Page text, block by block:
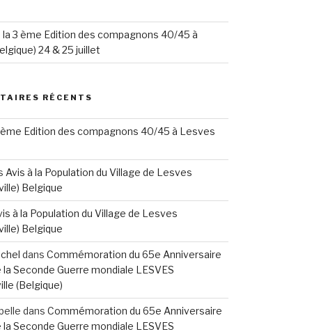
3 ème Edition des compagnons 40/45 à
24 & 25 juillet
RÉCENTS
Edition des compagnons 40/45 à Lesves
Avis à la Population du Village de Lesves
Belgique
à la Population du Village de Lesves
Belgique
dans Commémoration du 65e Anniversaire
la Seconde Guerre mondiale LESVES
(Belgique)
dans Commémoration du 65e Anniversaire
la Seconde Guerre mondiale LESVES